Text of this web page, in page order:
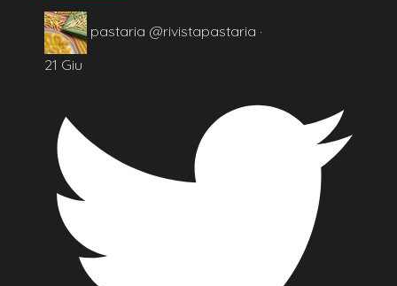
pastaria @rivistapastaria ·
21 Giu